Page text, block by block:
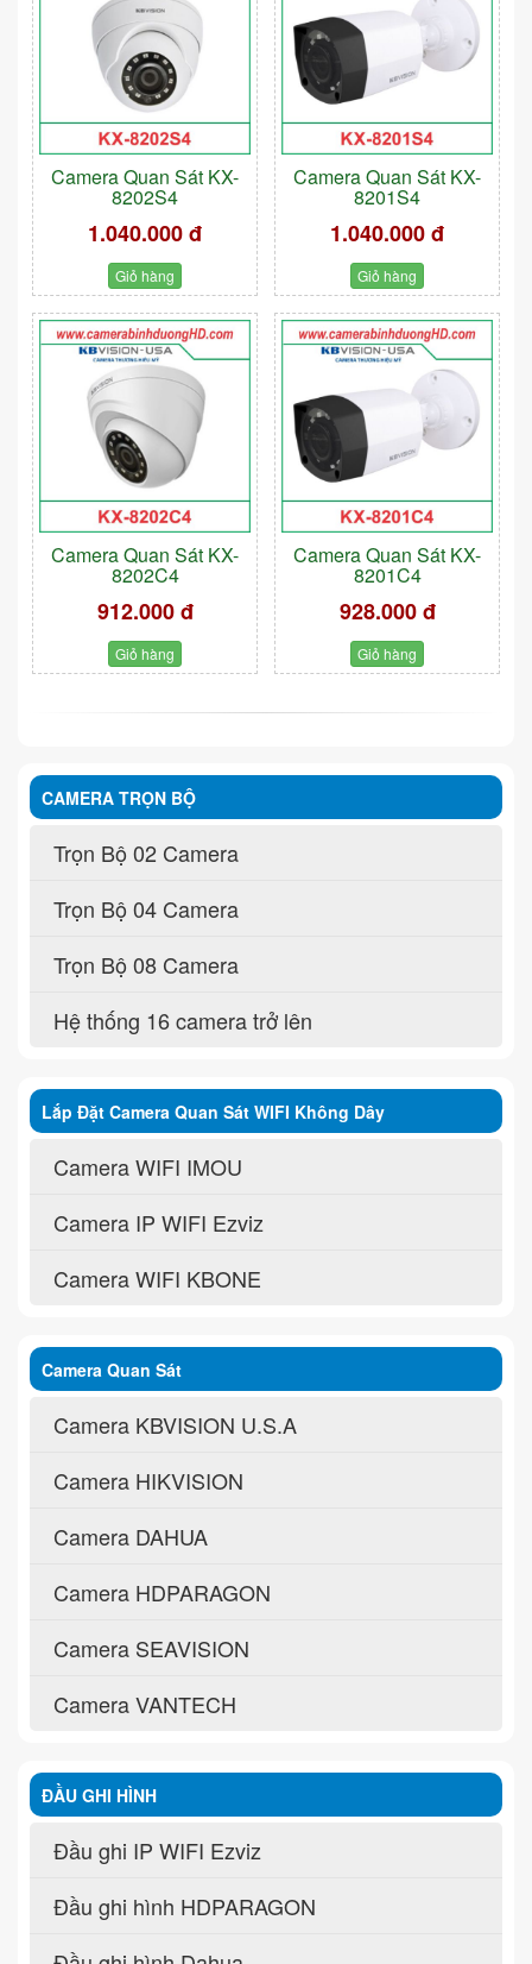
Camera Quan Sát KX-
8202S4
1.040.000 đ
Giỏ hàng
Camera Quan Sát KX-
8201S4
1.040.000 đ
Giỏ hàng
Camera Quan Sát KX-
8202C4
912.000 đ
Giỏ hàng
Camera Quan Sát KX-
8201C4
928.000 đ
Giỏ hàng
CAMERA TRỌN BỘ
Trọn Bộ 02 Camera
Trọn Bộ 04 Camera
Trọn Bộ 08 Camera
Hệ thống 16 camera trở lên
Lắp Đặt Camera Quan Sát WIFI Không Dây
Camera WIFI IMOU
Camera IP WIFI Ezviz
Camera WIFI KBONE
Camera Quan Sát
Camera KBVISION U.S.A
Camera HIKVISION
Camera DAHUA
Camera HDPARAGON
Camera SEAVISION
Camera VANTECH
ĐẦU GHI HÌNH
Đầu ghi IP WIFI Ezviz
Đầu ghi hình HDPARAGON